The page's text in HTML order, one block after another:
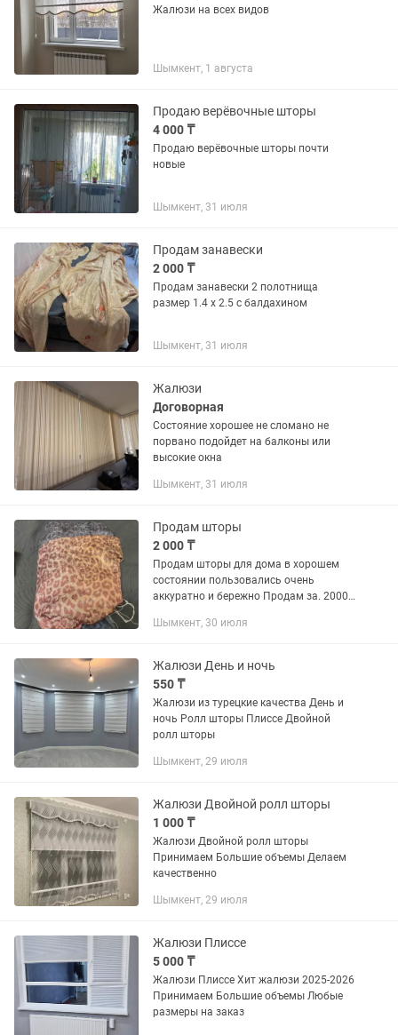
Жалюзи на всех видов
Шымкент, 1 августа
Продаю верёвочные шторы
4 000 ₸
Продаю верёвочные шторы почти
новые
Шымкент, 31 июля
Продам занавески
2 000 ₸
Продам занавески 2 полотнища
размер 1.4 х 2.5 с балдахином
Шымкент, 31 июля
Жалюзи
Договорная
Состояние хорошее не сломано не
порвано подойдет на балконы или
высокие окна
Шымкент, 31 июля
Продам шторы
2 000 ₸
Продам шторы для дома в хорошем
состоянии пользовались очень
аккуратно и бережно Продам за. 2000
Шымкент, 30 июля
Жалюзи День и ночь
550 ₸
Жалюзи из турецкие качества День и
ночь Ролл шторы Плиссе Двойной
ролл шторы
Шымкент, 29 июля
Жалюзи Двойной ролл шторы
1 000 ₸
Жалюзи Двойной ролл шторы
Принимаем Большие объемы Делаем
качественно
Шымкент, 29 июля
Жалюзи Плиссе
5 000 ₸
Жалюзи Плиссе Хит жалюзи 2025-2026
Принимаем Большие объемы Любые
размеры на заказ